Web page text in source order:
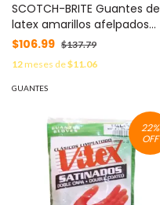
SCOTCH-BRITE Guantes de
latex amarillos afelpados
Scotch-brite 3M tamaño
mediano MOD: MN300112724
$106.99 $137.79
12meses de$11.06
GUANTES
22%
OFF